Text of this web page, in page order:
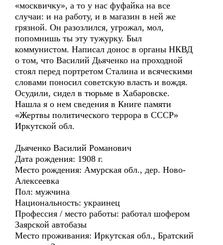
«москвичку», а то у нас фуфайка на все
случаи: и на работу, и в магазин в ней же
грязной. Он разозлился, угрожал, мол,
попомнишь ты эту тужурку. Был
коммунистом. Написал донос в органы НКВД
о том, что Василий Дьяченко на проходной
стоял перед портретом Сталина и всяческими
словами поносил советскую власть и вождя.
Осудили, сидел в тюрьме в Хабаровске.
Нашла я о нем сведения в Книге памяти
«Жертвы политического террора в СССР»
Иркутской обл.
Дьяченко Василий Романович
Дата рождения: 1908 г.
Место рождения: Амурская обл., дер. Ново-
Алексеевка
Пол: мужчина
Национальность: украинец
Профессия / место работы: работал шофером
Заярской автобазы
Место проживания: Иркутская обл., Братский